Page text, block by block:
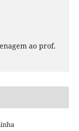
ao prof.